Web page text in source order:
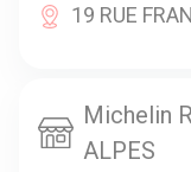
19 RUE
Michelin
ALPES